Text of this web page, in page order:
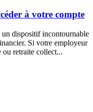
à votre compte
un dispositif incontournable
Si votre employeur
ou retraite collect...